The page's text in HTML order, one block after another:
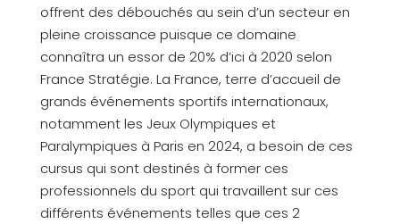
offrent des débouchés au sein d’un secteur en
pleine croissance puisque ce domaine
connaîtra un essor de 20% d’ici à 2020 selon
France Stratégie. La France, terre d’accueil de
grands événements sportifs internationaux,
notamment les Jeux Olympiques et
Paralympiques à Paris en 2024, a besoin de ces
cursus qui sont destinés à former ces
professionnels du sport qui travaillent sur ces
différents événements telles que ces 2